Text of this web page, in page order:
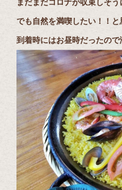
まだまだコロナが収束しそ
でも自然を満喫したい！！
到着時にはお昼時だったの